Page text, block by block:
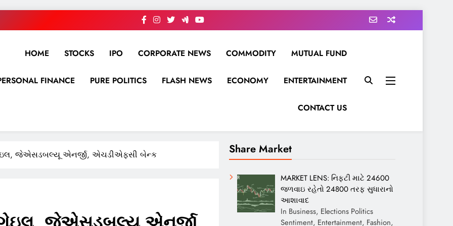
HOME STOCKS IPO CORPORATE NEWS COMMODITY MUTUAL FUND
FINANCE PURE POLITICS FLASH NEWS ECONOMY ENTERTAINMENT
CONTACT US
જેએસડબલ્યૂ એનર્જી, એચડીએફસી બેન્ક Share Market
MARKET LENS: નિફ્ટી માટે 24600
જળવાઇ રહેતો 24800 તરફ સુધારાનો
આશાવાદ
In Business, Elections Politics
Sentiment, Entertainment, Fashion,